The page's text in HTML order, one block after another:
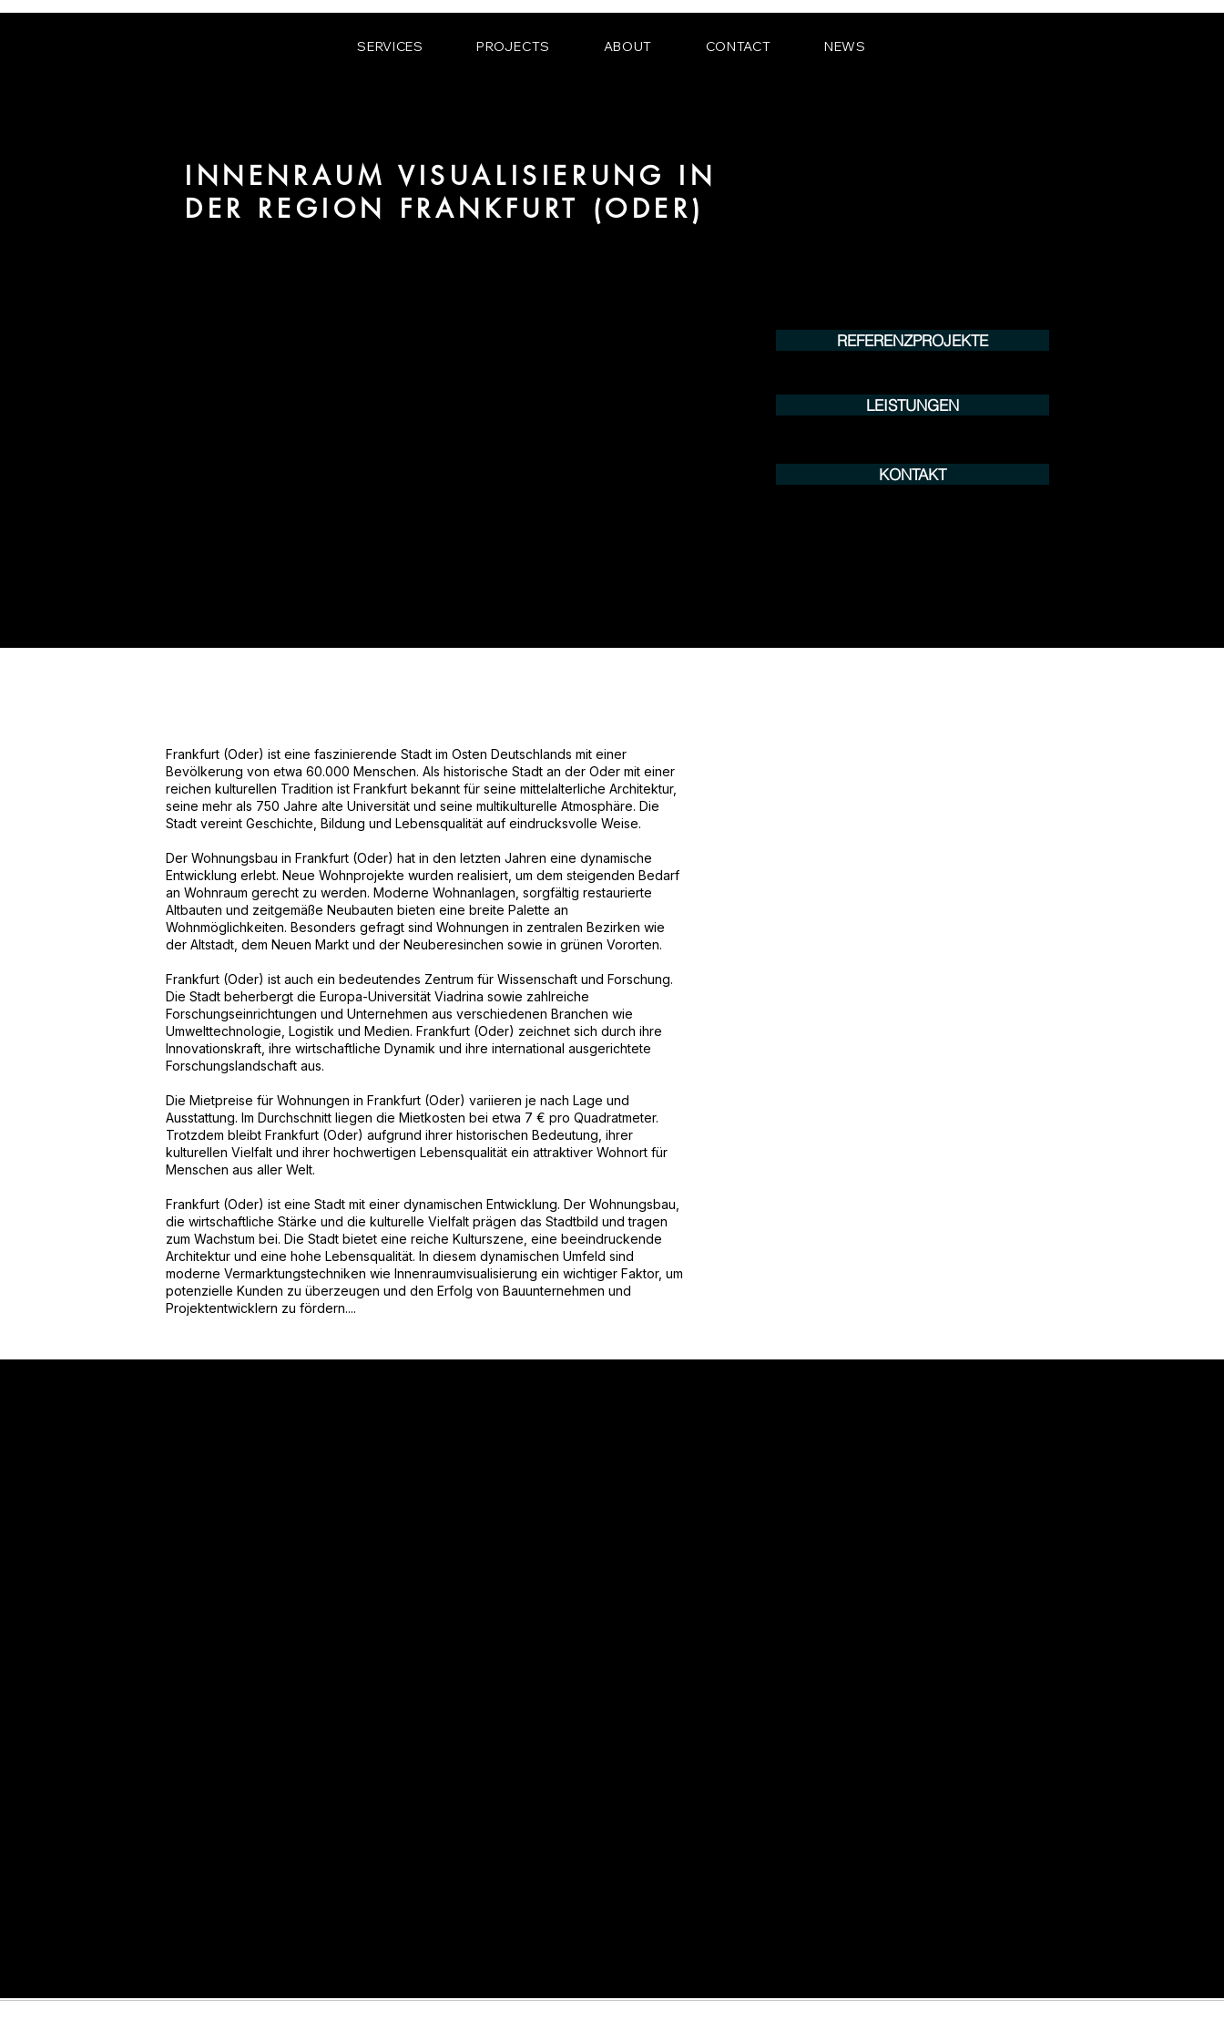
SERVICES PROJECTS ABOUT CONTACT NEWS
INNENRAUM VISUALISIERUNG IN
DER REGION FRANKFURT (ODER)
KONTAKT
LEISTUNGEN
REFERENZPROJEKTE
Frankfurt (Oder) ist eine faszinierende Stadt im Osten Deutschlands mit einer
Bevölkerung von etwa 60.000 Menschen. Als historische Stadt an der Oder mit einer
reichen kulturellen Tradition ist Frankfurt bekannt für seine mittelalterliche Architektur,
seine mehr als 750 Jahre alte Universität und seine multikulturelle Atmosphäre. Die
Stadt vereint Geschichte, Bildung und Lebensqualität auf eindrucksvolle Weise.
Der Wohnungsbau in Frankfurt (Oder) hat in den letzten Jahren eine dynamische
Entwicklung erlebt. Neue Wohnprojekte wurden realisiert, um dem steigenden Bedarf
an Wohnraum gerecht zu werden. Moderne Wohnanlagen, sorgfältig restaurierte
Altbauten und zeitgemäße Neubauten bieten eine breite Palette an
Wohnmöglichkeiten. Besonders gefragt sind Wohnungen in zentralen Bezirken wie
der Altstadt, dem Neuen Markt und der Neuberesinchen sowie in grünen Vororten.
Frankfurt (Oder) ist auch ein bedeutendes Zentrum für Wissenschaft und Forschung.
Die Stadt beherbergt die Europa-Universität Viadrina sowie zahlreiche
Forschungseinrichtungen und Unternehmen aus verschiedenen Branchen wie
Umwelttechnologie, Logistik und Medien. Frankfurt (Oder) zeichnet sich durch ihre
Innovationskraft, ihre wirtschaftliche Dynamik und ihre international ausgerichtete
Forschungslandschaft aus.
Die Mietpreise für Wohnungen in Frankfurt (Oder) variieren je nach Lage und
Ausstattung. Im Durchschnitt liegen die Mietkosten bei etwa 7 € pro Quadratmeter.
Trotzdem bleibt Frankfurt (Oder) aufgrund ihrer historischen Bedeutung, ihrer
kulturellen Vielfalt und ihrer hochwertigen Lebensqualität ein attraktiver Wohnort für
Menschen aus aller Welt.
Frankfurt (Oder) ist eine Stadt mit einer dynamischen Entwicklung. Der Wohnungsbau,
die wirtschaftliche Stärke und die kulturelle Vielfalt prägen das Stadtbild und tragen
zum Wachstum bei. Die Stadt bietet eine reiche Kulturszene, eine beeindruckende
Architektur und eine hohe Lebensqualität. In diesem dynamischen Umfeld sind
moderne Vermarktungstechniken wie Innenraumvisualisierung ein wichtiger Faktor, um
potenzielle Kunden zu überzeugen und den Erfolg von Bauunternehmen und
Projektentwicklern zu fördern....